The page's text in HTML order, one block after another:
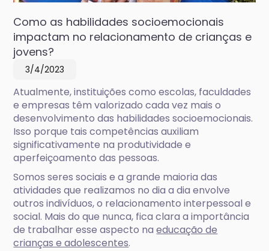
Como as habilidades socioemocionais
impactam no relacionamento de crianças e
jovens?
3/4/2023
Atualmente, instituições como escolas, faculdades
e empresas têm valorizado cada vez mais o
desenvolvimento das habilidades socioemocionais.
Isso porque tais competências auxiliam
significativamente na produtividade e
aperfeiçoamento das pessoas.
Somos seres sociais e a grande maioria das
atividades que realizamos no dia a dia envolve
outros indivíduos, o relacionamento interpessoal e
social. Mais do que nunca, fica clara a importância
de trabalhar esse aspecto naeducação de
crianças e adolescentes.